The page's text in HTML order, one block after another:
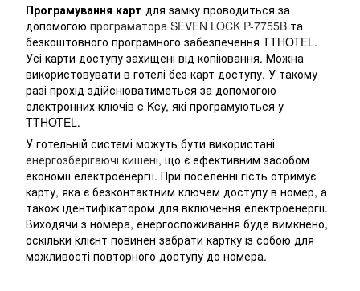
Програмування карт для замку проводиться за
допомогою програматора SEVEN LOCK P-7755B та
безкоштовного програмного забезпечення TTHOTEL.
Усі карти доступу захищені від копіювання. Можна
використовувати в готелі без карт доступу. У такому
разі прохід здійснюватиметься за допомогою
електронних ключів e Key, які програмуються у
TTHOTEL.
У готельній системі можуть бути використані
енергозберігаючі кишені, що є ефективним засобом
економії електроенергії. При поселенні гість отримує
карту, яка є безконтактним ключем доступу в номер, а
також ідентифікатором для включення електроенергії.
Виходячи з номера, енергоспоживання буде вимкнено,
оскільки клієнт повинен забрати картку із собою для
можливості повторного доступу до номера.